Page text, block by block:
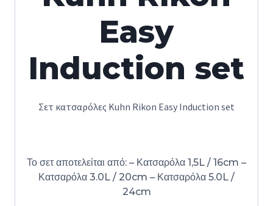
Easy
Induction set
Σετ κατσαρόλες Kuhn Rikon Easy Induction set
Το σετ αποτελείται από: – Κατσαρόλα 1,5L / 16cm –
Κατσαρόλα 3.0L / 20cm – Κατσαρόλα 5.0L /
24cm